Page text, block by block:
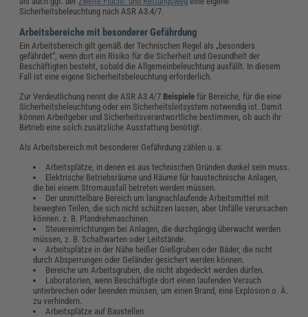
Sicherheitsbeleuchtung nach ASR A3.4/7.
Arbeitsbereiche mit besonderer Gefährdung
Ein Arbeitsbereich gilt gemäß der Technischen Regel als „besonders
gefährdet“, wenn dort ein Risiko für die Sicherheit und Gesundheit der
Beschäftigten besteht, sobald die Allgemeinbeleuchtung ausfällt. In diesem
Fall ist eine eigene Sicherheitsbeleuchtung erforderlich.
Zur Verdeutlichung nennt die ASR A3.4/7 Beispiele für Bereiche, für die eine
Sicherheitsbeleuchtung oder ein Sicherheitsleitsystem notwendig ist. Damit
können Arbeitgeber und Sicherheitsverantwortliche bestimmen, ob auch ihr
Betrieb eine solch zusätzliche Ausstattung benötigt.
Als Arbeitsbereich mit besonderer Gefährdung zählen u. a:
Arbeitsplätze, in denen es aus technischen Gründen dunkel sein muss.
Elektrische Betriebsräume und Räume für haustechnische Anlagen,
die bei einem Stromausfall betreten werden müssen.
Der unmittelbare Bereich um langnachlaufende Arbeitsmittel mit
bewegten Teilen, die sich nicht schützen lassen, aber Unfälle verursachen
können. z. B. Plandrehmaschinen.
Steuereinrichtungen bei Anlagen, die durchgängig überwacht werden
müssen, z. B. Schaltwarten oder Leitstände.
Arbeitsplätze in der Nähe heißer Gießgruben oder Bäder, die nicht
durch Absperrungen oder Geländer gesichert werden können.
Bereiche um Arbeitsgruben, die nicht abgedeckt werden dürfen.
Laboratorien, wenn Beschäftigte dort einen laufenden Versuch
unterbrechen oder beenden müssen, um einen Brand, eine Explosion o. Ä.
zu verhindern.
Arbeitsplätze auf Baustellen